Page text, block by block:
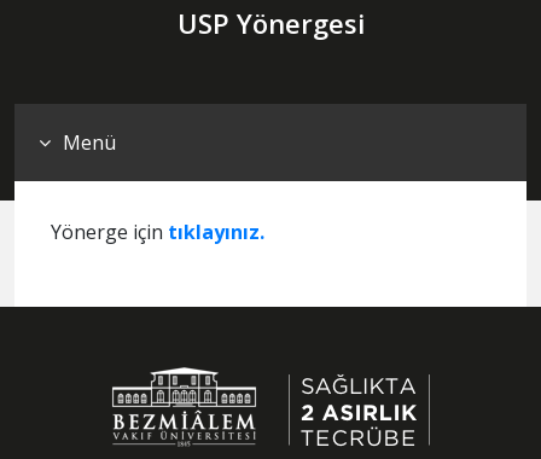
USP Yönergesi
Menü
​​Yönerge için tıkla​yınız.